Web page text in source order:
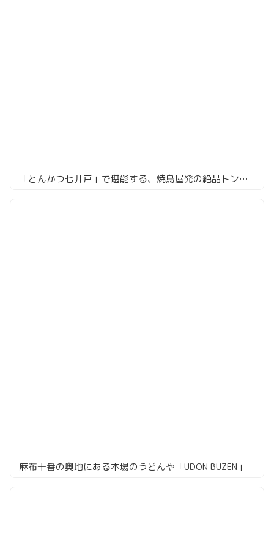
「とんかつ七井戸」で堪能する、焼鳥屋発の絶品トンカツ！
麻布十番の奥地にある本場のうどんや「UDON BUZEN」